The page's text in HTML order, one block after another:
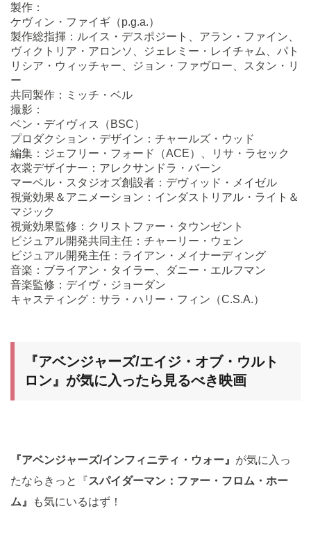
製作：
ケヴィン・ファイギ（p.g.a.）
製作総指揮：ルイス・デスポジート、アラン・ファイン、
ヴィクトリア・アロンソ、ジェレミー・レイチャム、パト
リシア・ウィッチャー、ジョン・ファヴロー、スタン・リ
ー
共同製作：ミッチ・ベル
撮影：
ベン・デイヴィス（BSC）
プロダクション・デザイン：チャールズ・ウッド
編集：ジェフリー・フォード（ACE）、リサ・ラセック
衣裳デザイナー：アレクサンドラ・バーン
マーベル・スタジオズ創設者：デヴィッド・メイゼル
視覚効果＆アニメーション：インダストリアル・ライト＆
マジック
視覚効果監修：クリストファー・タウンゼント
ビジュアル開発共同主任：チャーリー・ウェン
ビジュアル開発主任：ライアン・メイナーディング
音楽：ブライアン・タイラー、ダニー・エルフマン
音楽監修：デイヴ・ジョーダン
キャスティング：サラ・ハリー・フィン（C.S.A.）
『アベンジャーズ/エイジ・オブ・ウルト
ロン』が気に入ったら見るべき映画
『アベンジャーズ/インフィニティ・ウォー』 が気に入っ
たならきっと『スパイダーマン：ファー・フロム・ホー
ム』
も気にいるはず！